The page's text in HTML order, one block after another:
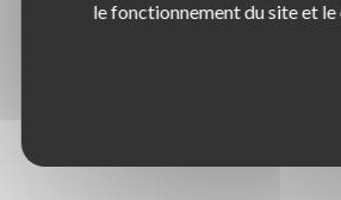
le fonctionnement du site et